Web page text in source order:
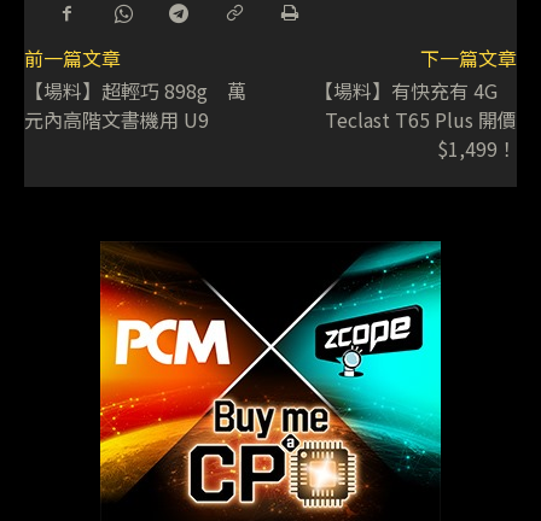
前一篇文章
【場料】超輕巧 898g 萬
元內高階文書機用 U9
下一篇文章
【場料】有快充有 4G
Teclast T65 Plus 開價
$1,499！